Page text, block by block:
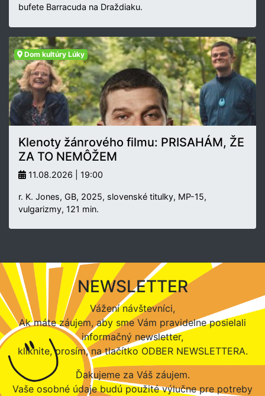
bufete Barracuda na Draždiaku.
Dom kultúry Lúky
Klenoty žánrového filmu: PRISAHÁM, ŽE
ZA TO NEMÔŽEM
11.08.2026 | 19:00
r. K. Jones, GB, 2025, slovenské titulky, MP-15,
vulgarizmy, 121 min.
NEWSLETTER
Vážení návštevníci,
Ak máte záujem, aby sme Vám pravidelne posielali
informačný newsletter,
kliknite, prosím, na tlačítko ODBER NEWSLETTERA.
Ďakujeme za Váš záujem.
Vaše osobné údaje budú použité výlučne pre potreby